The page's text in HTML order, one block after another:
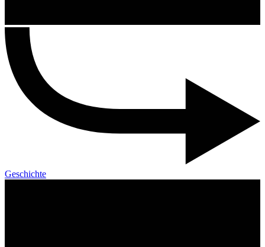
Geschichte